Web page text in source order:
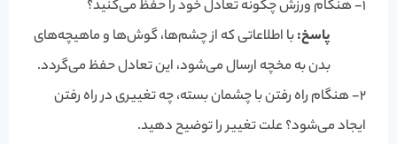
1- هنگام ورزش چگونه تعادل خود را حفظ می‌کنید؟
پاسخ:با اطلاعاتی که از چشم‌ها، گوش‌ها و ماهیچه‌های
بدن به مخچه ارسال می‌شود، این تعادل حفظ می‌گردد.
2- هنگام راه رفتن با چشمان بسته، چه تغییری در راه رفتن
ایجاد می‌شود؟ علت تغییر را توضیح دهید.